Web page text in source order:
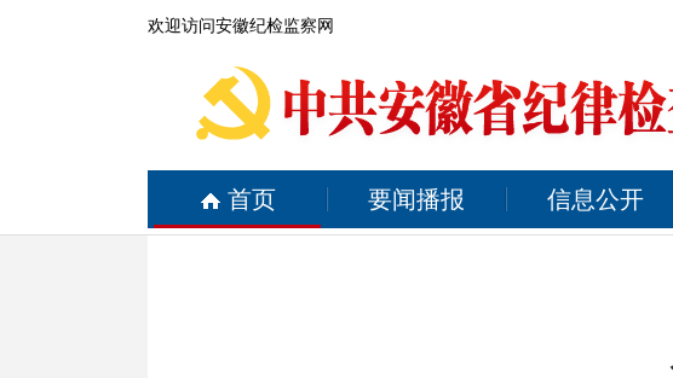
欢迎访问安徽纪检监察网
首页 要闻播报 信息公开